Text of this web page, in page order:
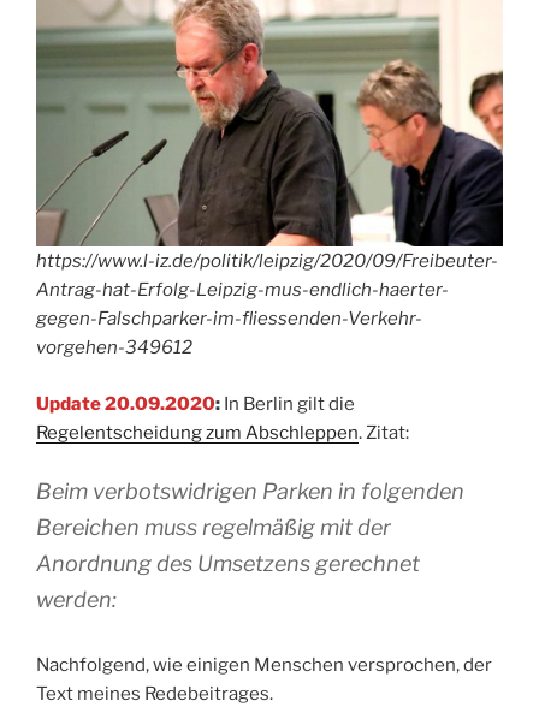
https://www.l-iz.de/politik/leipzig/2020/09/Freibeuter-
Antrag-hat-Erfolg-Leipzig-mus-endlich-haerter-
gegen-Falschparker-im-fliessenden-Verkehr-
vorgehen-349612
Update 20.09.2020: In Berlin gilt die
Regelentscheidung zum Abschleppen. Zitat:
Beim verbotswidrigen Parken in folgenden
Bereichen muss regelmäßig mit der
Anordnung des Umsetzens gerechnet
werden:
Nachfolgend, wie einigen Menschen versprochen, der
Text meines Redebeitrages.